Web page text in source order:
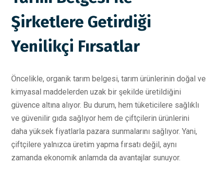
Şirketlere Getirdiği
Yenilikçi Fırsatlar
Öncelikle, organik tarım belgesi, tarım ürünlerinin doğal ve
kimyasal maddelerden uzak bir şekilde üretildiğini
güvence altına alıyor. Bu durum, hem tüketicilere sağlıklı
ve güvenilir gıda sağlıyor hem de çiftçilerin ürünlerini
daha yüksek fiyatlarla pazara sunmalarını sağlıyor. Yani,
çiftçilere yalnızca üretim yapma fırsatı değil, aynı
zamanda ekonomik anlamda da avantajlar sunuyor.